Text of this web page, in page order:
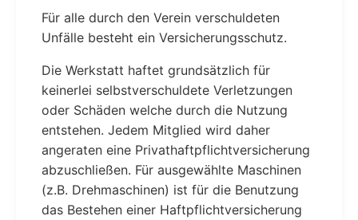
Für alle durch den Verein verschuldeten
Unfälle besteht ein Versicherungsschutz.
Die Werkstatt haftet grundsätzlich für
keinerlei selbstverschuldete Verletzungen
oder Schäden welche durch die Nutzung
entstehen. Jedem Mitglied wird daher
angeraten eine Privathaftpflichtversicherung
abzuschließen. Für ausgewählte Maschinen
(z.B. Drehmaschinen) ist für die Benutzung
das Bestehen einer Haftpflichtversicherung